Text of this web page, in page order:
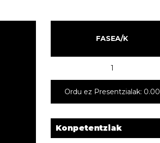
FASEA/K
1
Ordu ez Presentzialak: 0.00
Konpetentziak